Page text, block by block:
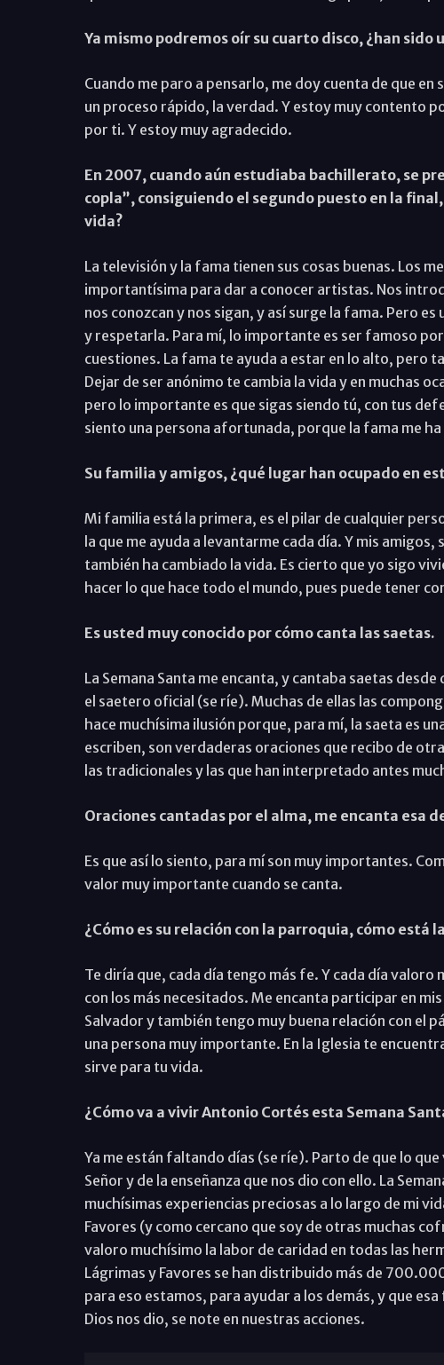
Ya mismo podremos oír su cuarto disco, ¿han sido
Cuando me paro a pensarlo, me doy cuenta de que en
un proceso rápido, la verdad. Y estoy muy contento
por ti. Y estoy muy agradecido.
En 2007, cuando aún estudiaba bachillerato, se
copla”, consiguiendo el segundo puesto en la
vida?
La televisión y la fama tienen sus cosas buenas. Los
importantísima para dar a conocer artistas. Nos
nos conozcan y nos sigan, y así surge la fama. Pero
y respetarla. Para mí, lo importante es ser famoso
cuestiones. La fama te ayuda a estar en lo alto, pero
Dejar de ser anónimo te cambia la vida y en muchas
pero lo importante es que sigas siendo tú, con tus
siento una persona afortunada, porque la fama me
Su familia y amigos, ¿qué lugar han ocupado en
Mi familia está la primera, es el pilar de cualquier
la que me ayuda a levantarme cada día. Y mis
también ha cambiado la vida. Es cierto que yo sigo
hacer lo que hace todo el mundo, pues puede tener
Es usted muy conocido por cómo canta las saetas.
La Semana Santa me encanta, y cantaba saetas
el saetero oficial (se ríe). Muchas de ellas las
hace muchísima ilusión porque, para mí, la saeta es
escriben, son verdaderas oraciones que recibo de
las tradicionales y las que han interpretado antes
Oraciones cantadas por el alma, me encanta esa
Es que así lo siento, para mí son muy importantes.
valor muy importante cuando se canta.
¿Cómo es su relación con la parroquia, cómo está
Te diría que, cada día tengo más fe. Y cada día valoro
con los más necesitados. Me encanta participar en
Salvador y también tengo muy buena relación con el
una persona muy importante. En la Iglesia te
sirve para tu vida.
¿Cómo va a vivir Antonio Cortés esta Semana
Ya me están faltando días (se ríe). Parto de que lo
Señor y de la enseñanza que nos dio con ello. La
muchísimas experiencias preciosas a lo largo de mi
Favores (y como cercano que soy de otras muchas
valoro muchísimo la labor de caridad en todas las
Lágrimas y Favores se han distribuido más de
para eso estamos, para ayudar a los demás, y que
Dios nos dio, se note en nuestras acciones.